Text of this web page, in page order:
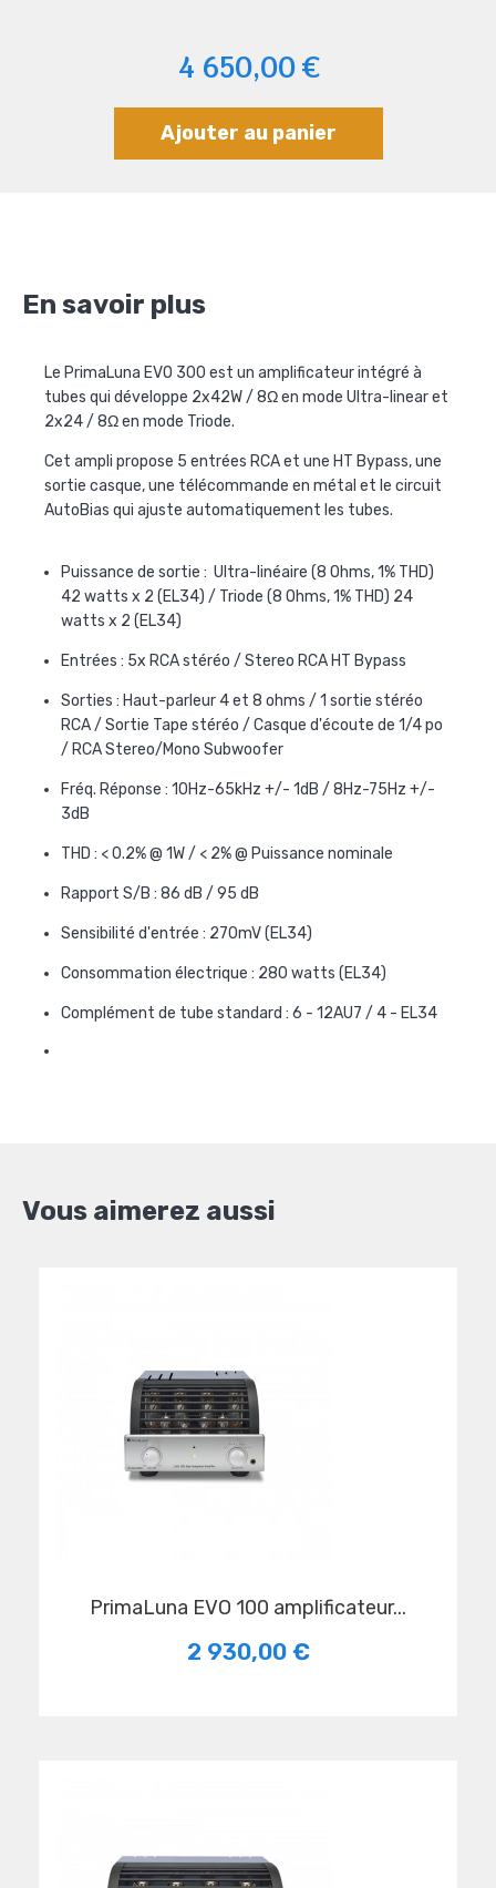
4 650,00 €
Ajouter au panier
En savoir plus
Le PrimaLuna EVO 300 est un amplificateur intégré à
tubes qui développe 2x42W / 8Ω en mode Ultra-linear et
2x24 / 8Ω en mode Triode.
Cet ampli propose 5 entrées RCA et une HT Bypass, une
sortie casque, une télécommande en métal et le circuit
AutoBias qui ajuste automatiquement les tubes.
Puissance de sortie : Ultra-linéaire (8 Ohms, 1% THD)
42 watts x 2 (EL34) / Triode (8 Ohms, 1% THD) 24
watts x 2 (EL34)
Entrées : 5x RCA stéréo / Stereo RCA HT Bypass
Sorties : Haut-parleur 4 et 8 ohms / 1 sortie stéréo
RCA / Sortie Tape stéréo / Casque d'écoute de 1/4 po
/ RCA Stereo/Mono Subwoofer
Fréq. Réponse : 10Hz-65kHz +/- 1dB / 8Hz-75Hz +/-
3dB
THD : < 0.2% @ 1W / < 2% @ Puissance nominale
Rapport S/B : 86 dB / 95 dB
Sensibilité d'entrée : 270mV (EL34)
Consommation électrique : 280 watts (EL34)
Complément de tube standard : 6 - 12AU7 / 4 - EL34
Vous aimerez aussi
PrimaLuna EVO 100 amplificateur...
2 930,00 €